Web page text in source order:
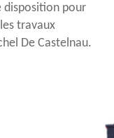
disposition pour
travaux
De Castelnau.